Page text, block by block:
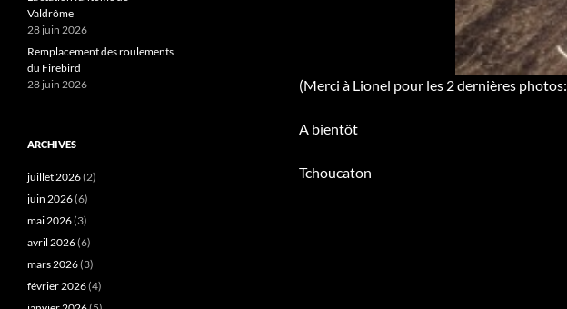
(Merci à Lionel pour les 2 dernières photos:
A bientôt
Tchoucaton
Valdrôme
28 juin 2026
Remplacement des roulements
du Firebird
28 juin 2026
ARCHIVES
juillet 2026(2)
juin 2026(6)
mai 2026(3)
avril 2026(6)
mars 2026(3)
février 2026(4)